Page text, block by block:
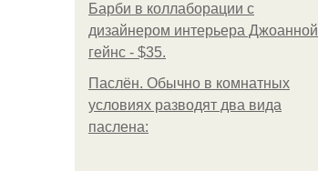
Барби в коллаборации с
дизайнером интерьера Джоанной
гейнс - $35.
Паслён. Обычно в комнатных
условиях разводят два вида
паслена: